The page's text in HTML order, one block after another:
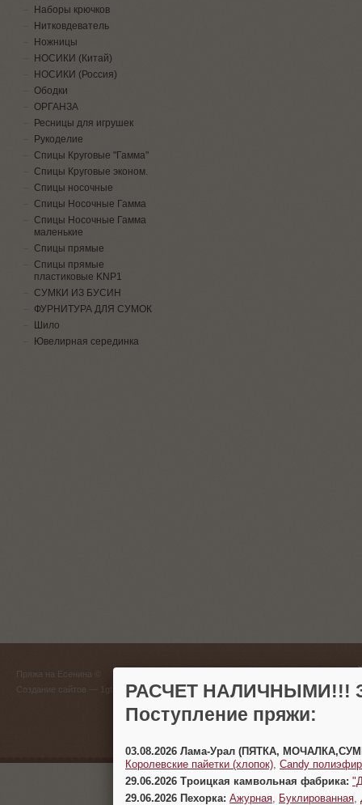
Наборы крючков
Нитковдеватель
Ножницы
НОСИКИ (Китай)
НОСИКИ (Россия)
Ободки
ОРГАНЗА
Ресницы для игрушек
Рукоделие
Спицы Круговые "Гамма"
Спицы Круговые эконом.
Спицы носочные
Спицы Носочные Гамма
Спицы Носочные Гамма
маленькие
Спицы прямые
Спицы прямые
пластиковые KNP1
СУМКИ ИЗ БУСИН
ФУРНИТУРА ДЛЯ СУМОК
Шило
Ювелирная серединка
Пряжа на Есенина ©
Создание сайтов
(383)
г.
РАСЧЕТ НАЛИЧНЫМИ!!!
Поступление пряжи:
03.08.2026 Лама-Урал (ПЯТКА,
Королевские пайетки (хлопок) Candy
29.06.2026 Троицкая камвольная фабрика:
29.06.2026 Пехорка: Ажурная Буклированная